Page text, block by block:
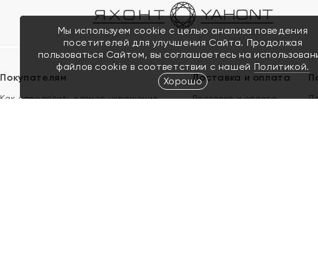
Покупателям
Как определить размер украшения
Доставка и оплата
Доставка и оплата
Мы используем cookie с целью анализа поведения
посетителей для улучшения Сайта. Продолжая
пользоваться Сайтом, вы соглашаетесь на
файлов cookie в соответствии с нашей Политикой.
Хорошо